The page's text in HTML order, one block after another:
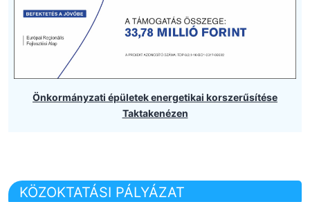
Önkormányzati épületek energetikai korszerűsítése
Taktakenézen
KÖZOKTATÁSI PÁLYÁZAT